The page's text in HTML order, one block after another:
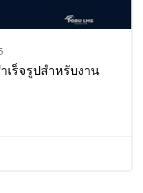
เร็จรูปสำหรับงาน